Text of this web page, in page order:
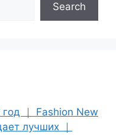
Search
｜ Fashion New
лучших ｜